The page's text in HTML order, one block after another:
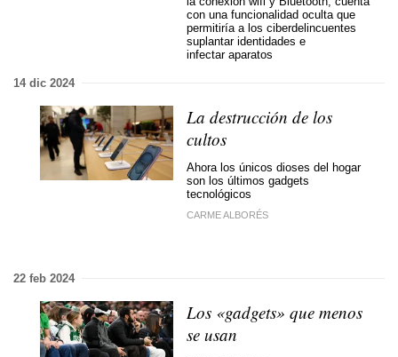
con una funcionalidad oculta que
permitiría a los ciberdelincuentes
suplantar identidades e
infectar aparatos
14 dic 2024
La destrucción de los
cultos
Ahora los únicos dioses del hogar
son los últimos gadgets
tecnológicos
CARME ALBORÉS
22 feb 2024
Los «gadgets» que menos
se usan